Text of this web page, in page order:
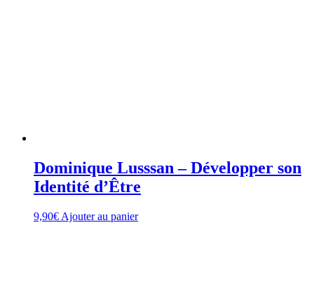
Dominique Lusssan – Développer son
Identité d’Être
9,90€ Ajouter au panier